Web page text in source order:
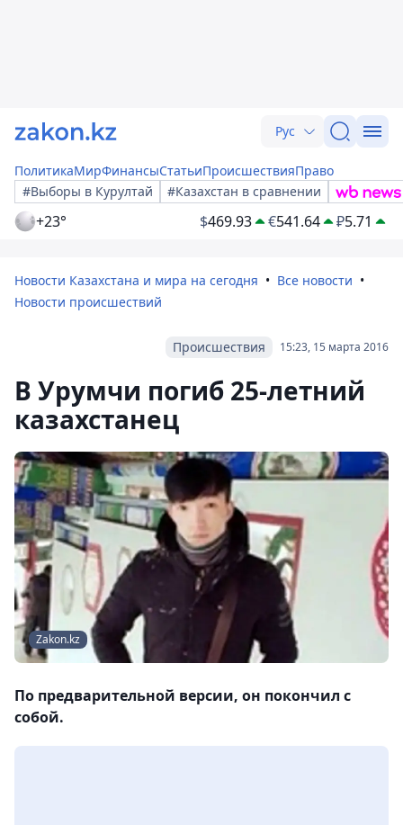
Рус
ПолитикаМирФинансыСтатьиПроисшествияПраво
#Выборы в Курултай
#Казахстан в сравнении
+23° $469.93 €541.64 ₽5.71
Новости Казахстана и мира на сегодня
Все новости
Новости происшествий
15:23, 15 марта 2016
Происшествия
В Урумчи погиб 25-летний
казахстанец
Zakon.kz
По предварительной версии, он покончил с
собой.